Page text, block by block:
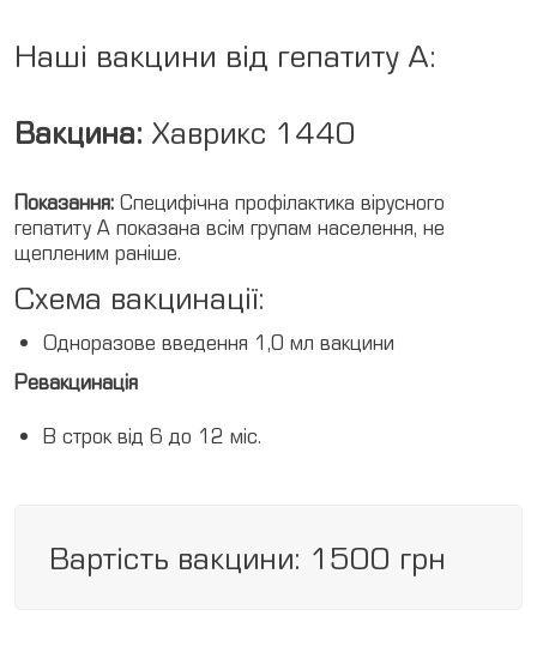
Наші вакцини від гепатиту A:
Вакцина: Хаврикс 1440
Показання: Специфічна профілактика вірусного
гепатиту А показана всім групам населення, не
щепленим раніше.
Схема вакцинації:
Одноразове введення 1,0 мл вакцини
Ревакцинація
В строк від 6 до 12 міс.
Вартість вакцини: 1500 грн